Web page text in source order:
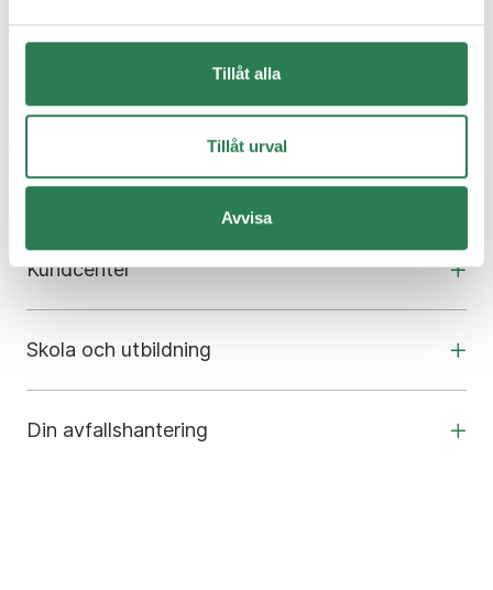
Tillåt alla
Tillåt urval
Avvisa
Om oss
Kundcenter
Skola och utbildning
Din avfallshantering